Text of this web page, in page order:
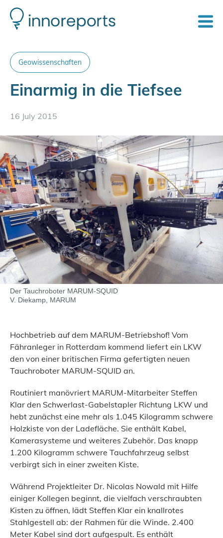
Geowissenschaften
Einarmig in die Tiefsee
16 July 2015
Der Tauchroboter MARUM-SQUID
V. Diekamp, MARUM
Hochbetrieb auf dem MARUM-Betriebshof! Vom
Fähranleger in Rotterdam kommend liefert ein LKW
den von einer britischen Firma gefertigten neuen
Tauchroboter MARUM-SQUID an.
Routiniert manövriert MARUM-Mitarbeiter Steffen
Klar den Schwerlast-Gabelstapler Richtung LKW und
hebt zunächst eine mehr als 1.045 Kilogramm schwere
Holzkiste von der Ladefläche. Sie enthält Kabel,
Kamerasysteme und weiteres Zubehör. Das knapp
1.200 Kilogramm schwere Tauchfahrzeug selbst
verbirgt sich in einer zweiten Kiste.
Während Projektleiter Dr. Nicolas Nowald mit Hilfe
einiger Kollegen beginnt, die vielfach verschraubten
Kisten zu öffnen, lädt Steffen Klar ein knallrotes
Stahlgestell ab: der Rahmen für die Winde. 2.400
Meter Kabel sind dort aufgespult. Es enthält